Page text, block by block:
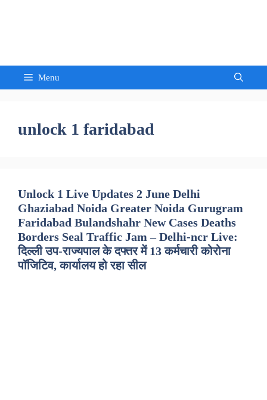
Menu
unlock 1 faridabad
Unlock 1 Live Updates 2 June Delhi
Ghaziabad Noida Greater Noida Gurugram
Faridabad Bulandshahr New Cases Deaths
Borders Seal Traffic Jam – Delhi-ncr Live:
दिल्ली उप-राज्यपाल के दफ्तर में 13 कर्मचारी कोरोना
पॉजिटिव, कार्यालय हो रहा सील